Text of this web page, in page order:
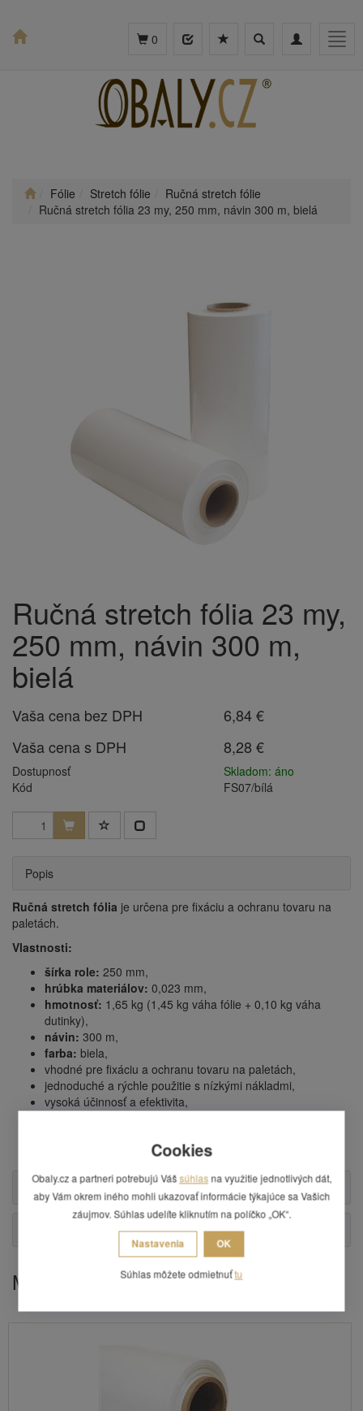
Toggle
Toggle
0
Fólie Stretch fólie
Ručná stretch fólie
Ručná stretch fólia 23 my, 250 mm, návin 300 m, bielá
Ručná stretch fólia 23 my,
250 mm, návin 300 m,
bielá
Vaša cena bez DPH
6,84 €
Vaša cena s DPH
8,28 €
Dostupnosť
Skladom: áno
Kód
FS07/bílá
Popis
Ručná stretch fólia je určena pre fixáciu a ochranu tovaru na
paletách.
Vlastnosti:
šírka role: 250 mm,
hrúbka materiálov: 0,023 mm,
hmotnosť: 1,65 kg (1,45 kg váha fólie + 0,10 kg váha
dutinky),
návin: 300 m,
farba: biela,
vhodné pre fixáciu a ochranu tovaru na paletách,
jednoduché a rýchle použitie s nízkými nákladmi,
vysoká účinnosť a efektivita,
cena uvedená za 1 ks.
Příslušenství
Mohlo by Vás zaujímať
Cookies
Obaly.cz a partneri potrebujú Vášsúhlas na využitie jednotlivých dát,
aby Vám okrem iného mohli ukazovať informácie týkajúce sa Vašich
záujmov. Súhlas udelíte kliknutím na políčko „OK“.
Nastavenia OK
Súhlas môžete odmietnuťtu